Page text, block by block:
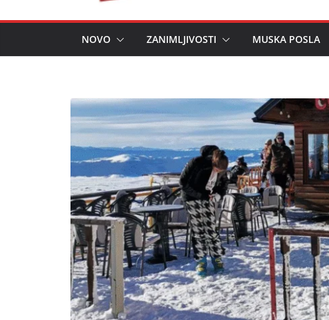
NOVO ZANIMLJIVOSTI MUSKA POSLA